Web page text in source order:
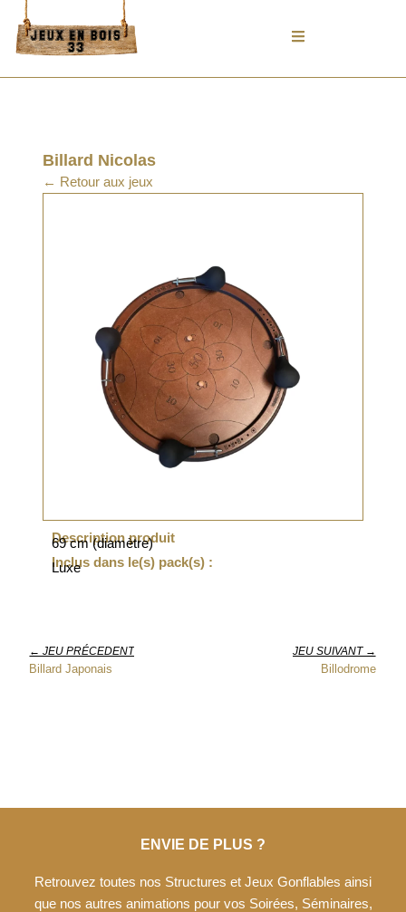
Aller
contenu
Billard Nicolas
← Retour aux jeux
Description produit
69 cm (diamètre)
Inclus dans le(s) pack(s) :
Luxe
← JEU PRÉCEDENT
Billard Japonais
JEU SUIVANT →
Billodrome
ENVIE DE PLUS ?
Retrouvez toutes nos Structures et Jeux Gonflables ainsi
que nos autres animations pour vos Soirées, Séminaires,